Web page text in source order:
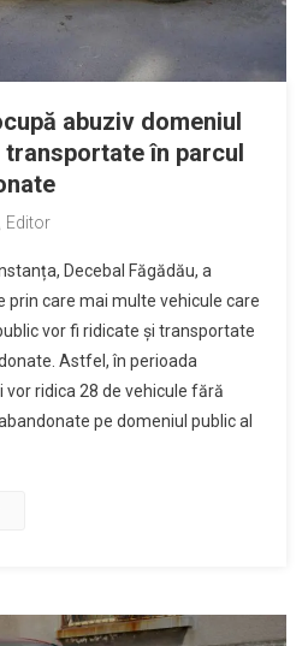
abuziv domeniul
în parcul
Editor
Decebal Făgădău, a
prin care mai multe vehicule care
vor fi ridicate și transportate
Astfel, în perioada
ridica 28 de vehicule fără
pe domeniul public al